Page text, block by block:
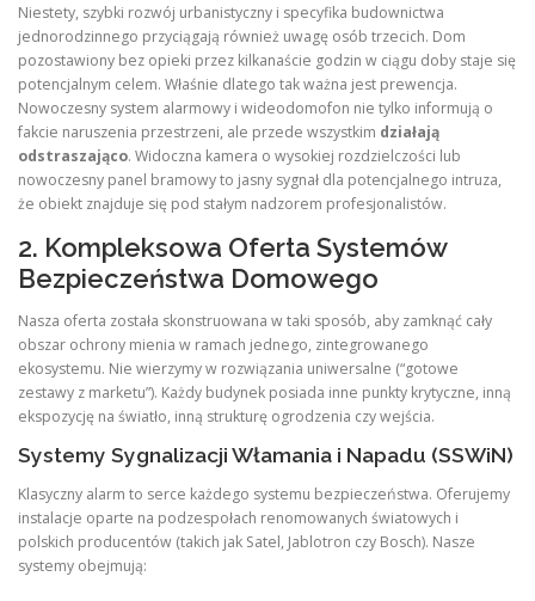
Niestety, szybki rozwój urbanistyczny i specyfika budownictwa
jednorodzinnego przyciągają również uwagę osób trzecich. Dom
pozostawiony bez opieki przez kilkanaście godzin w ciągu doby staje się
potencjalnym celem. Właśnie dlatego tak ważna jest prewencja.
Nowoczesny system alarmowy i wideodomofon nie tylko informują o
fakcie naruszenia przestrzeni, ale przede wszystkim działają
odstraszająco. Widoczna kamera o wysokiej rozdzielczości lub
nowoczesny panel bramowy to jasny sygnał dla potencjalnego intruza,
że obiekt znajduje się pod stałym nadzorem profesjonalistów.
2. Kompleksowa Oferta Systemów
Bezpieczeństwa Domowego
Nasza oferta została skonstruowana w taki sposób, aby zamknąć cały
obszar ochrony mienia w ramach jednego, zintegrowanego
ekosystemu. Nie wierzymy w rozwiązania uniwersalne (“gotowe
zestawy z marketu”). Każdy budynek posiada inne punkty krytyczne, inną
ekspozycję na światło, inną strukturę ogrodzenia czy wejścia.
Systemy Sygnalizacji Włamania i Napadu (SSWiN)
Klasyczny alarm to serce każdego systemu bezpieczeństwa. Oferujemy
instalacje oparte na podzespołach renomowanych światowych i
polskich producentów (takich jak Satel, Jablotron czy Bosch). Nasze
systemy obejmują: